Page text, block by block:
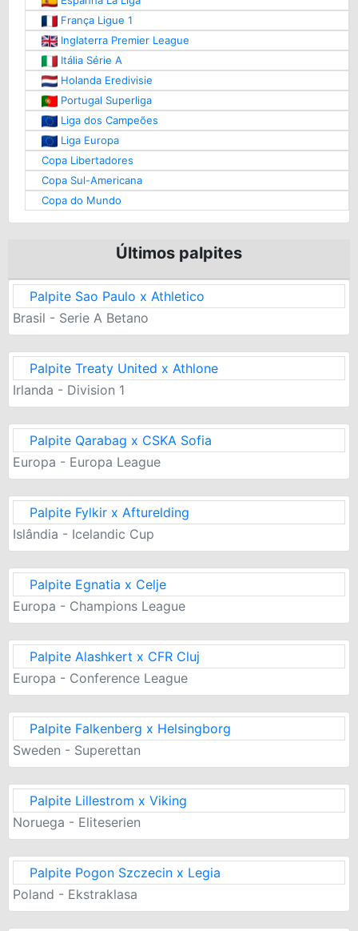
França Ligue 1
Inglaterra Premier League
Itália Série A
Holanda Eredivisie
Portugal Superliga
Liga dos Campeões
Liga Europa
Copa Libertadores
Copa Sul-Americana
Copa do Mundo
Últimos palpites
Palpite Sao Paulo x Athletico
Brasil - Serie A Betano
Palpite Treaty United x Athlone
Irlanda - Division 1
Palpite Qarabag x CSKA Sofia
Europa - Europa League
Palpite Fylkir x Afturelding
Islândia - Icelandic Cup
Palpite Egnatia x Celje
Europa - Champions League
Palpite Alashkert x CFR Cluj
Europa - Conference League
Palpite Falkenberg x Helsingborg
Sweden - Superettan
Palpite Lillestrom x Viking
Noruega - Eliteserien
Palpite Pogon Szczecin x Legia
Poland - Ekstraklasa